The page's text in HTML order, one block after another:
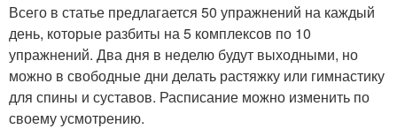
Всего в статье предлагается 50 упражнений на каждый
день, которые разбиты на 5 комплексов по 10
упражнений. Два дня в неделю будут выходными, но
можно в свободные дни делать растяжку или гимнастику
для спины и суставов. Расписание можно изменить по
своему усмотрению.